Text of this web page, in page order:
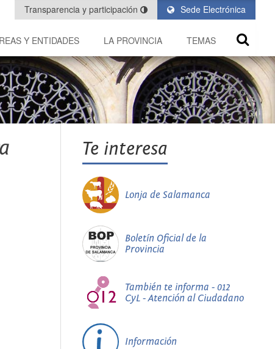
Sede Electrónica
Transparencia y participación
Y ENTIDADES LA PROVINCIA TEMAS
Te interesa
Lonja de Salamanca
Boletín Oficial de la
Provincia
También te informa - 012
CyL - Atención al Ciudadano
Información